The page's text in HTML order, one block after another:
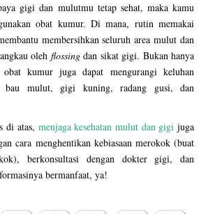
gigi dan mulutmu tetap sehat, maka kamu
obat kumur. Di mana, rutin memakai
membersihkan seluruh area mulut dan
oleh flossingdan sikat gigi. Bukan hanya
obat kumur juga dapat mengurangi keluhan
mulut, gigi kuning, radang gusi, dan
di atas, menjaga kesehatan mulut dan gigi juga
cara menghentikan kebiasaan merokok (buat
berkonsultasi dengan dokter gigi, dan
bermanfaat, ya!